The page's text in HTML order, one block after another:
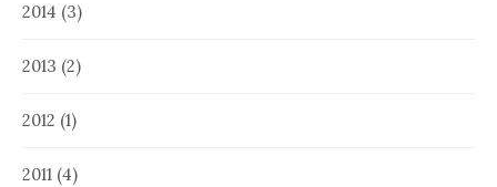
2014 (3)
2013 (2)
2012 (1)
2011 (4)